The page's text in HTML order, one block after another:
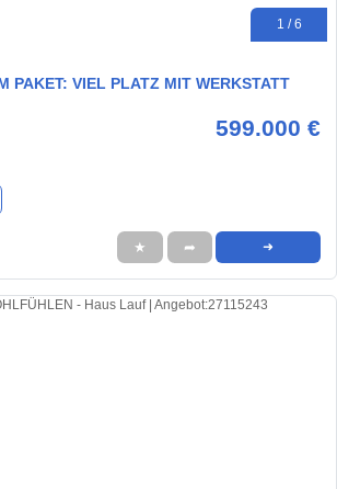
1 / 6
PAKET: VIEL PLATZ MIT WERKSTATT
599.000 €
★ ➦ ➜